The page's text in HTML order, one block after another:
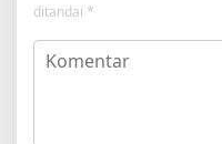
ditandai *